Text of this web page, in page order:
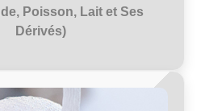
Poisson, Lait et Ses
Dérivés)